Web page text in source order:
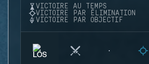
VICTOIRE AU TEMPS
VICTOIRE PAR ÉLIMINATION
VICTOIRE PAR OBJECTIF